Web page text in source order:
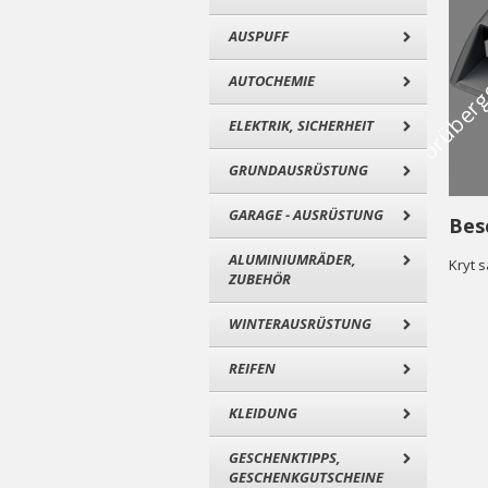
AUSPUFF
AUTOCHEMIE
ELEKTRIK, SICHERHEIT
GRUNDAUSRÜSTUNG
GARAGE - AUSRÜSTUNG
ALUMINIUMRÄDER,
ZUBEHÖR
WINTERAUSRÜSTUNG
REIFEN
KLEIDUNG
GESCHENKTIPPS,
GESCHENKGUTSCHEINE
Kryt